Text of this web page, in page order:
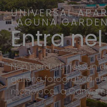
UNIVERSAL
LAGUNA
Entra
Non perderti nessun
galleria fotografica
monolocali a